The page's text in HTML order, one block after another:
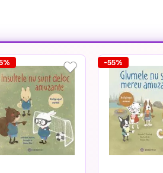
-55%